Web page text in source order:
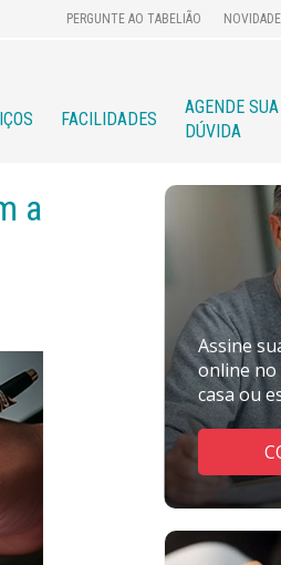
PERGUNTE AO TABELIÃO
FACILIDADES
AGENDE SUA
DÚVIDA
a
Assine
online no
casa ou